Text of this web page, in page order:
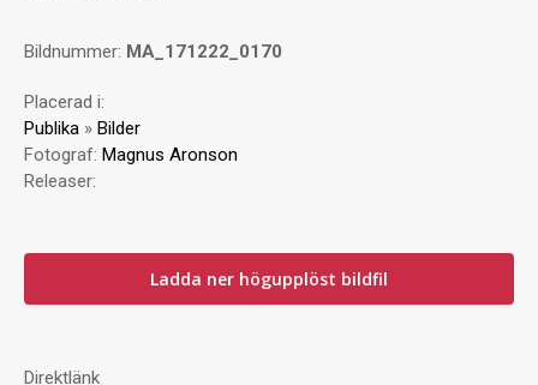
Bildnummer: MA_171222_0170
Placerad i:
Publika » Bilder
Fotograf: Magnus Aronson
Releaser:
Ladda ner högupplöst bildfil
Direktlänk